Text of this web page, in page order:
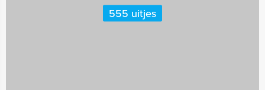
555 uitjes